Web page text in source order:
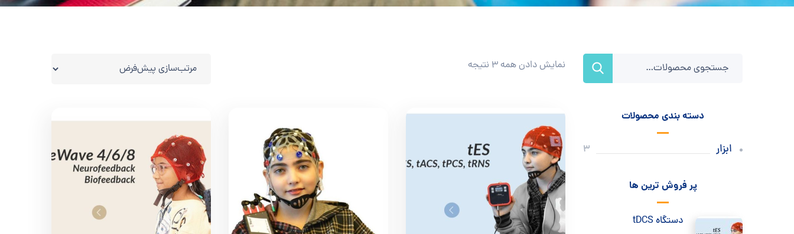
نمایش دادن همه 3 نتیجه
دسته بندی محصولات
ابزار 3
پر فروش ترین ها
دستگاه tDCS